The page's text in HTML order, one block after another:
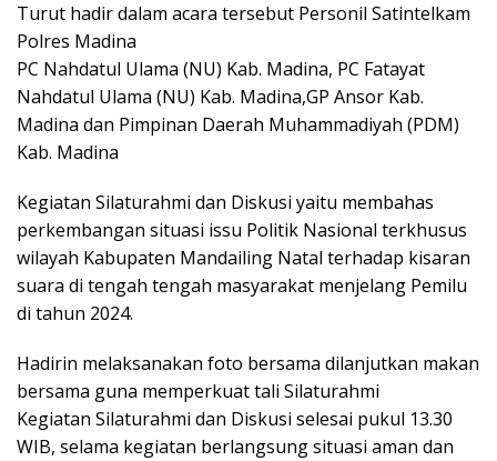
Turut hadir dalam acara tersebut Personil Satintelkam
Polres Madina
PC Nahdatul Ulama (NU) Kab. Madina, PC Fatayat
Nahdatul Ulama (NU) Kab. Madina,GP Ansor Kab.
Madina dan Pimpinan Daerah Muhammadiyah (PDM)
Kab. Madina
Kegiatan Silaturahmi dan Diskusi yaitu membahas
perkembangan situasi issu Politik Nasional terkhusus
wilayah Kabupaten Mandailing Natal terhadap kisaran
suara di tengah tengah masyarakat menjelang Pemilu
di tahun 2024.
Hadirin melaksanakan foto bersama dilanjutkan makan
bersama guna memperkuat tali Silaturahmi
Kegiatan Silaturahmi dan Diskusi selesai pukul 13.30
WIB, selama kegiatan berlangsung situasi aman dan